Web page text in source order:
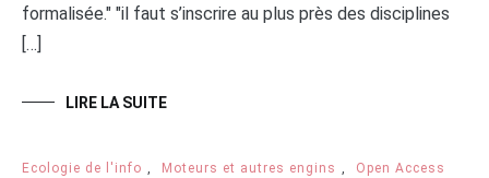
formalisée." "il faut s’inscrire au plus près des disciplines
[…]
LIRE LA SUITE
Ecologie de l'info Moteurs et autres engins
Open Access